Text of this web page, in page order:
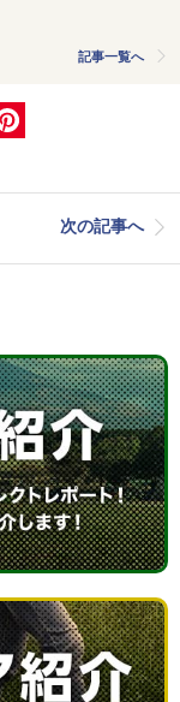
記事一覧へ
次の記事へ